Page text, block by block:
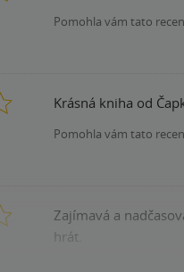
Pomohla vám tato
Krásná kniha od
Pomohla vám tato
Zajímavá a
hrát.